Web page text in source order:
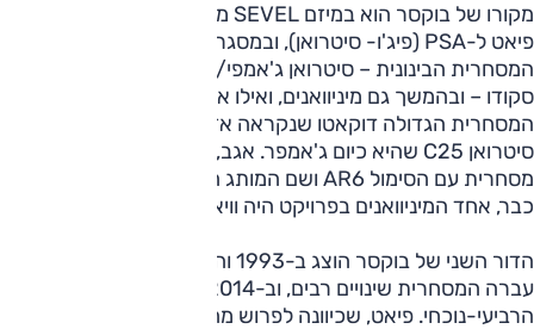
מקורו של בוקסר הוא במיזם SEVEL מתחילת שנות השמונים בין
פיאט ל-PSA (פיג'ו- סיטרואן), ובמסגרתו פיתחו הצרפתים את
המסחרית הבינונית – סיטרואן ג'אמפי/פיג'ו אקספרט, גם פיאט
סקודו – ובהמשך גם מיניוואנים, ואילו אנשי פיאט הציגו את
סיטרואן C25 שהיא כיום ג'אמפר. אגב, במסגרת זאת הייתה
מסחרית עם הסימול AR6 ושם המותג היה... אלפא רומיאו. ואם
כבר, אחד המיניוואנים בפרויקט היה וויאג'ר. של לנצ'יה.